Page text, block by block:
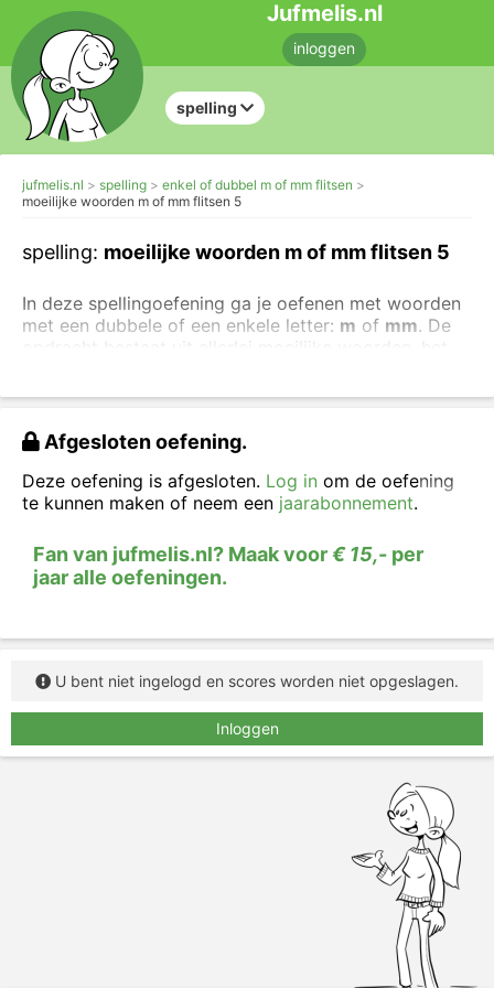
Jufmelis.nl
inloggen
spelling
jufmelis.nl spelling
enkel of dubbel m of mm flitsen
moeilijke woorden m of mm flitsen 5
spelling: moeilijke woorden m of mm flitsen 5
In deze spellingoefening ga je oefenen met woorden
met een dubbele of een enkele letter: m of mm. De
gebruikt.
Lees het woord, zeg het woord (hardop of in je
hoofd) en kijk goed naar de spelling van het woord.
Daarna typ je het woord in het vakje.
Afgesloten oefening.
Deze oefening is afgesloten. Log in om de oefening
te kunnen maken of neem een jaarabonnement.
Fan van jufmelis.nl? Maak voor€ 15,- per
jaar alle oefeningen.
U bent niet ingelogd en scores worden niet opgeslagen.
Inloggen